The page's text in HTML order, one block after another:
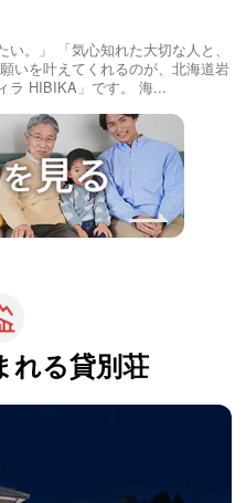
。」 「気心知れた大切な人と、
いを叶えてくれるのが、北海道岩
ラ HIBIKA」です。 海...
れる貸別荘